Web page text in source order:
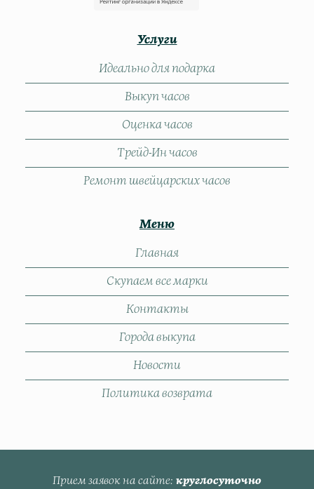
Услуги
Идеально для подарка
Выкуп часов
Оценка часов
Трейд-Ин часов
Ремонт швейцарских часов
Меню
Главная
Скупаем все марки
Контакты
Города выкупа
Новости
Политика возврата
Прием заявок на сайте круглосуточно